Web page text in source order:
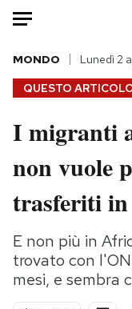
HOME
Italia
Politica
Tecnologia
Scienza
QUESTO
MONDO Lunedì 2
I migranti
non vuole
trasferiti in
E non più in
trovato con
mesi, e sembra